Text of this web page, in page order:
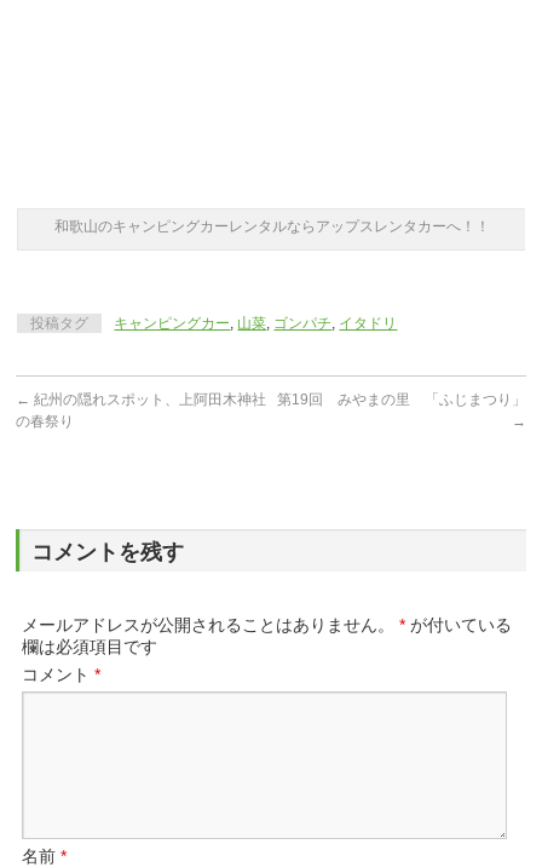
和歌山のキャンピングカーレンタルならアップスレンタカーへ！！
投稿タグ キャンピングカー, 山菜, ゴンパチ, イタドリ
← 紀州の隠れスポット、上阿田木神社
の春祭り
第19回 みやまの里 「ふじまつり」
→
コメントを残す
メールアドレスが公開されることはありません。 * が付いている
欄は必須項目です
コメント*
名前*